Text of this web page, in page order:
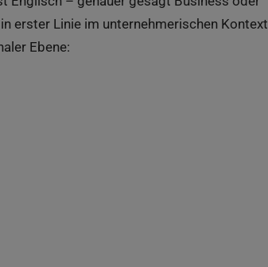
erster Linie im unternehmerischen Kontext
Ebene: